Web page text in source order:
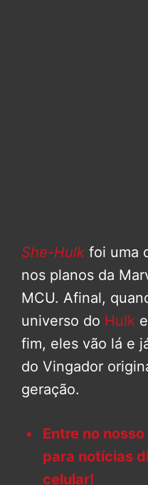
She-Hulk foi uma
nos planos da
MCU. Afinal,
universo do Hulk
fim, eles vão lá e
do Vingador
geração.
Entre no
para notícias
celular!